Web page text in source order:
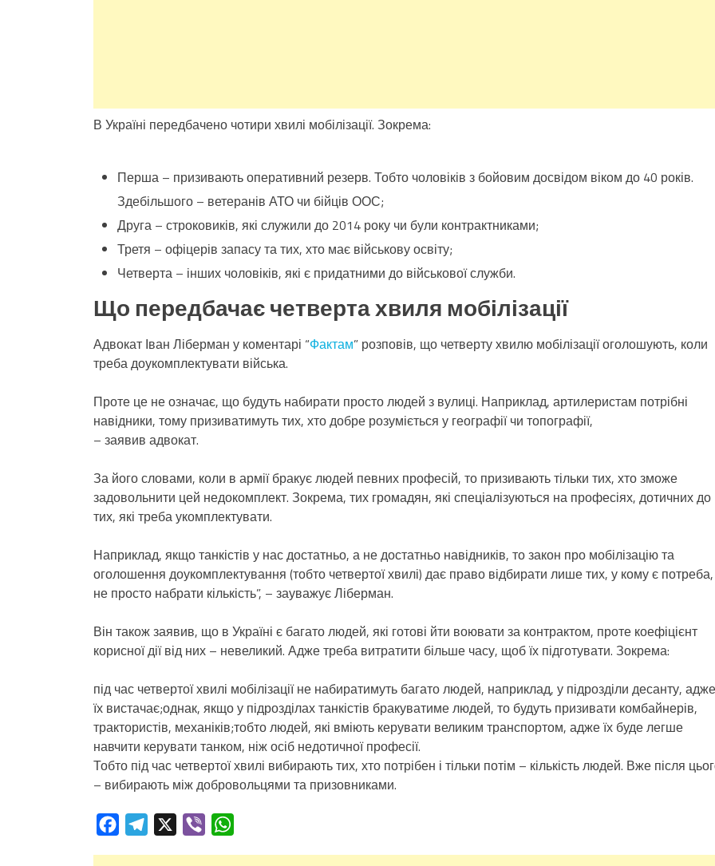
В Україні передбачено чотири хвилі мобілізації. Зокрема:
Перша – призивають оперативний резерв. Тобто чоловіків з бойовим досвідом віком до 40 років.
Здебільшого – ветеранів АТО чи бійців ООС;
Друга – строковиків, які служили до 2014 року чи були контрактниками;
Третя – офіцерів запасу та тих, хто має військову освіту;
Четверта – інших чоловіків, які є придатними до військової служби.
Що передбачає четверта хвиля мобілізації
Адвокат Іван Ліберман у коментарі “Фактам” розповів, що четверту хвилю мобілізації оголошують, коли
треба доукомплектувати війська.
Проте це не означає, що будуть набирати просто людей з вулиці. Наприклад, артилеристам потрібні
навідники, тому призиватимуть тих, хто добре розуміється у географії чи топографії,
– заявив адвокат.
За його словами, коли в армії бракує людей певних професій, то призивають тільки тих, хто зможе
задовольнити цей недокомплект. Зокрема, тих громадян, які спеціалізуються на професіях, дотичних до
тих, які треба укомплектувати.
Наприклад, якщо танкістів у нас достатньо, а не достатньо навідників, то закон про мобілізацію та
оголошення доукомплектування (тобто четвертої хвилі) дає право відбирати лише тих, у кому є
не просто набрати кількість”, – зауважує Ліберман.
Він також заявив, що в Україні є багато людей, які готові йти воювати за контрактом, проте коефіцієнт
корисної дії від них – невеликий. Адже треба витратити більше часу, щоб їх підготувати. Зокрема:
під час четвертої хвилі мобілізації не набиратимуть багато людей, наприклад, у підрозділи десанту, адже
їх вистачає;однак, якщо у підрозділах танкістів бракуватиме людей, то будуть призивати комбайнерів,
трактористів, механіків;тобто людей, які вміють керувати великим транспортом, адже їх буде легше
навчити керувати танком, ніж осіб недотичної професії.
Тобто під час четвертої хвилі вибирають тих, хто потрібен і тільки потім – кількість людей. Вже після
– вибирають між добровольцями та призовниками.
FacebookTelegram Viber